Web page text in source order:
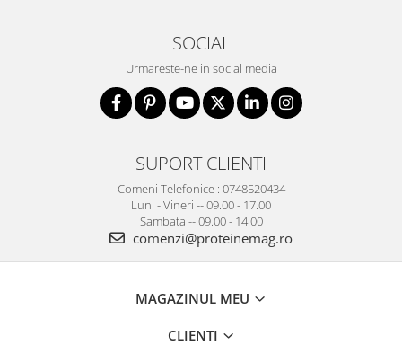
SOCIAL
Urmareste-ne in social media
SUPORT CLIENTI
Comeni Telefonice : 0748520434
Luni - Vineri -- 09.00 - 17.00
Sambata -- 09.00 - 14.00
comenzi@proteinemag.ro
MAGAZINUL MEU
CLIENTI